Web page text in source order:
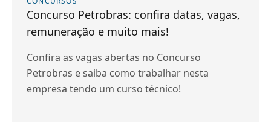
Concurso Petrobras: confira datas, vagas,
remuneração e muito mais!
Confira as vagas abertas no Concurso
Petrobras e saiba como trabalhar nesta
empresa tendo um curso técnico!